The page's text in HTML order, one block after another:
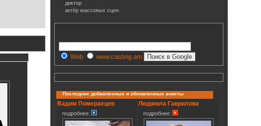
диктор
актёр массовых сцен
Web www.casting.am
Последние добавленные и обновленные анкеты
Вадим Помераецев
подробнее:
Людмила Гаврилова
подробнее: